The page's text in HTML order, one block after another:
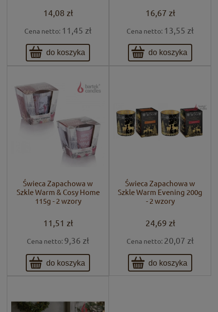
14,08 zł
Cena netto: 11,45 zł
do koszyka
16,67 zł
Cena netto: 13,55 zł
do koszyka
Świeca Zapachowa w
Szkle Warm & Cosy Home
115g - 2 wzory
11,51 zł
Cena netto: 9,36 zł
do koszyka
Świeca Zapachowa w
Szkle Warm Evening 200g
- 2 wzory
24,69 zł
Cena netto: 20,07 zł
do koszyka